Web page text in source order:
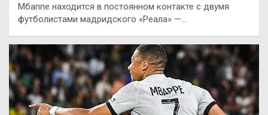
Мбаппе находится в постоянном контакте с двумя
футболистами мадридского «Реала» —…